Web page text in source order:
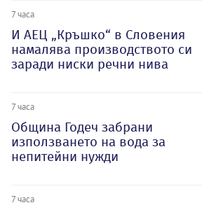
7 часа
И АЕЦ „Кръшко“ в Словения
намалява производството си
заради ниски речни нива
7 часа
Община Годеч забрани
използването на вода за
непитейни нужди
7 часа